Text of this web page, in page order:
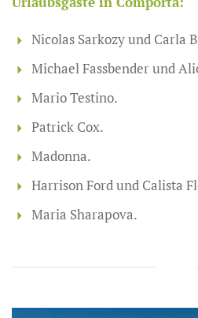
Nicolas Sarkozy und Carla
Michael Fassbender und
Mario Testino.
Patrick Cox.
Madonna.
Harrison Ford und Calista
Maria Sharapova.